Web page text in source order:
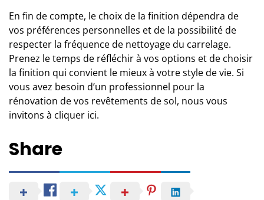
En fin de compte, le choix de la finition dépendra de
vos préférences personnelles et de la possibilité de
respecter la fréquence de nettoyage du carrelage.
Prenez le temps de réfléchir à vos options et de choisir
la finition qui convient le mieux à votre style de vie. Si
vous avez besoin d’un professionnel pour la
rénovation de vos revêtements de sol, nous vous
invitons à cliquer ici.
Share